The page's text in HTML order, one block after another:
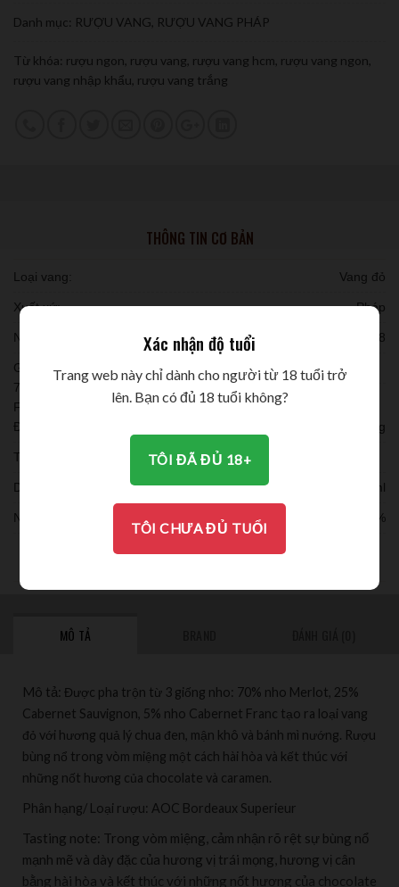
Danh mục: RƯỢU VANG RƯỢU VANG PHÁP
Từ khóa: rượu ngon rượu vang rượu vang hcm rượu vang ngon
rượu vang nhập khẩu rượu vang trắng
THÔNG TIN CƠ BẢN
Loại vang: Vang đỏ
Xuất xứ: Pháp
Niên vụ: 2018
Giống nho:
70% nho Merlot, 25% Cabernet Sauvignon, 5% nho Cabernet
Franc.
Đóng chai:
12 chai/ thùng
Thời gian ủ:
Dung tích: 750ml
Nồng độ: 14%
THƯỞNG THỨC
MÔ TẢ
Mô tả: Được pha trộn từ 3 giống nho: 70% nho Merlot, 25%
Cabernet Sauvignon, 5% nho Cabernet Franc tạo ra loại vang
đỏ với hương quả lý chua đen, mận khô và bánh mì nướng. Rượu
bùng nổ trong vòm miệng một cách hài hòa và kết thúc với
những nốt hương của chocolate và caramen.
Phân hạng/ Loại rượu: AOC Bordeaux Superieur
Tasting note: Trong vòm miệng, cảm nhận rõ rệt sự bùng nổ
mạnh mẽ và dày đặc của hương vị trái mọng, hương vị cân
bằng hài hòa và kết thúc với những nốt hương của chocolate
Xác nhận độ tuổi
Trang web này chỉ dành cho người từ 18 tuổi trở
lên. Bạn có đủ 18 tuổi không?
TÔI ĐÃ ĐỦ 18+
TÔI CHƯA ĐỦ TUỔI